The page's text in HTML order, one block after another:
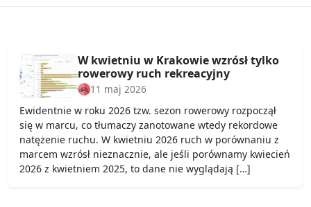
W kwietniu w Krakowie wzrósł tylko
rowerowy ruch rekreacyjny
11 maj 2026
Ewidentnie w roku 2026 tzw. sezon rowerowy rozpoczął
się w marcu, co tłumaczy zanotowane wtedy rekordowe
natężenie ruchu. W kwietniu 2026 ruch w porównaniu z
marcem wzrósł nieznacznie, ale jeśli porównamy kwiecień
2026 z kwietniem 2025, to dane nie wyglądają […]